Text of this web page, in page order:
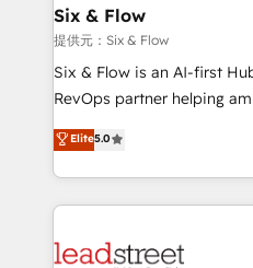
helps the following industries:
improvement &
commercialization, real
SaaS, Software Dev & IT
the United States, EU,
America. From casual user to super fan: make
Six & Flow
提供元：Six & Flow
Six & Flow is an AI-first
RevOps partner helping
grow with clarity,
Operating across the UK,
Canada, we’ve delivered
HubSpot projects for mid-
combine HubSpot, data,
Elite5.0